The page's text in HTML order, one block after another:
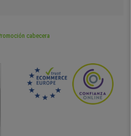
Muy buena atención de
cara al asesoramiento
Si estoy contento